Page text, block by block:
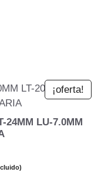
¡oferta!
24MM LU-7.0MM